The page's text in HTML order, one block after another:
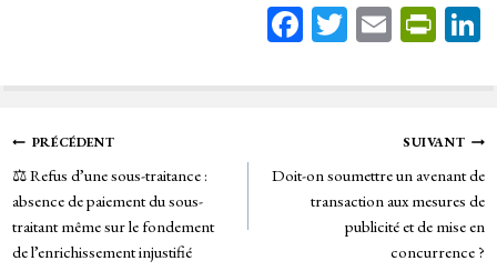
Fa
bo
T
tt
E
ail
Pr
tF
rie
n
dl
y
Navigation
de
l’article
PRÉCÉDENT
⚖️ Refus d’une sous-traitance :
absence de paiement du sous-
traitant même sur le fondement
de l’enrichissement injustifié
SUIVANT
Doit-on soumettre un avenant de
transaction aux mesures de
publicité et de mise en
concurrence ?